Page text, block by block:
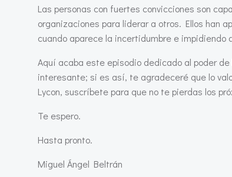
Las personas con fuertes convicciones son
organizaciones para liderar a otros. Ellos han
cuando aparece la incertidumbre e
Aquí acaba este episodio dedicado al poder
interesante; si es así, te agradeceré que lo
Lycon, suscríbete para que no te pierdas los
Te espero.
Hasta pronto.
Miguel Ángel Beltrán